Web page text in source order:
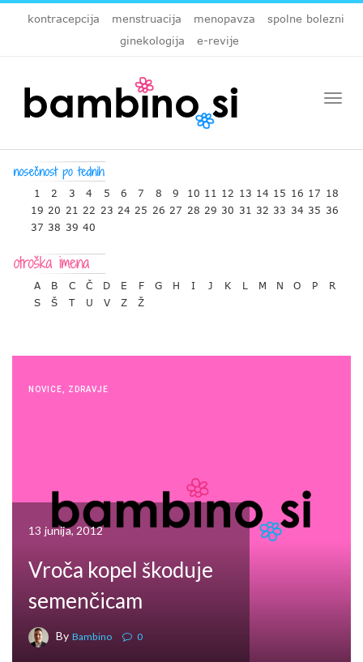
kontracepcija menstruacija menopavza
spolne bolezni
ginekologija
e-revije
1 2 3 4 5 6 7 8 9 10 11 12 13 14 15 16 17 18
19 20 21 22 23 24 25 26 27 28 29 30 31 32 33 34 35 36
37 38 39 40
A B C Č D E F G H I J K L M N O P
R
S
Š T U V Z Ž
NOVICE ZDRAVJE
13 junija, 2012
Vroča kopel škoduje
semenčicam
By Bambino 0